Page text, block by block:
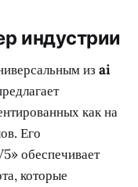
индустрии
из ai
как на
Его
обеспечивает
которые